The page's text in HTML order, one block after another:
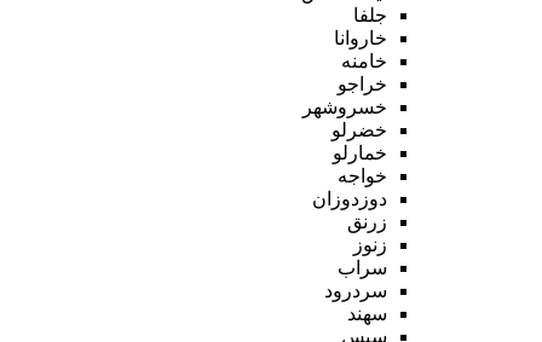
جلفا
خاروانا
خامنه
خراجو
خسروشهر
خضرلو
خمارلو
خواجه
دوزدوزان
زرنق
زنوز
سراب
سردرود
سهند
سیس